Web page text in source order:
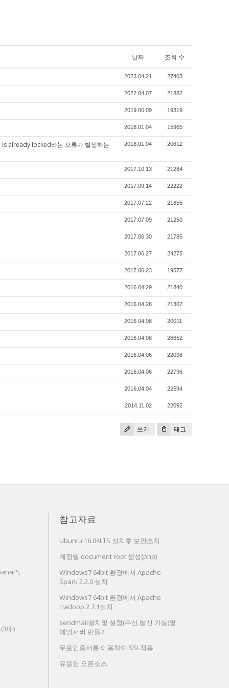
날짜 조회 수
2023.04.21 27403
2022.04.07 21882
2019.06.09 19319
2018.01.04 15965
already locked라논 오류가 발생하는
2018.01.04 20612
2017.10.13 21284
2017.09.14 22222
2017.07.22 21855
2017.07.09 21250
2017.06.30 21785
2017.06.27 24275
2017.06.23 19577
2016.04.29 21840
2016.04.28 21307
2016.04.08 20011
2016.04.08 28652
2016.04.06 22098
2016.04.06 22796
2016.04.04 22594
2014.11.02 22092
쓰기 태그
대)
참고자료
Ubuntu 16.04LTS 설치후 보안조치
계정별 document root 생성(php)
Windows7 64bit 환경에서 Apache
Spark 2.2.0 설치
Windows7 64bit 환경에서 Apache
Hadoop 2.7.1설치
sendmail설치및 설정(수신,발신 가능)및
메일서버 만들기
무료인증서를 이용하여 SSL적용
유용한 오픈소스